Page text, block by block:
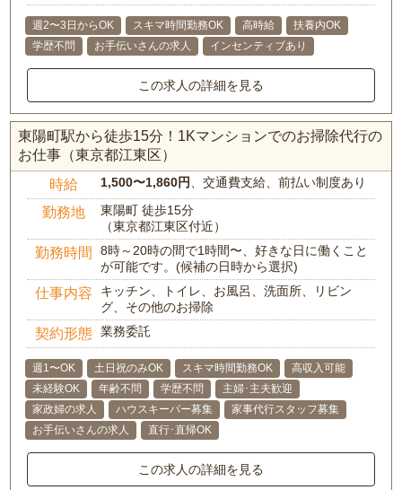
週2〜3日からOK スキマ時間勤務OK 高時給
扶養内OK
学歴不問
お手伝いさんの求人 インセンティブあり
この求人の詳細を見る
東陽町駅から徒歩15分！1Kマンションでのお掃除代行の
お仕事（東京都江東区）
時給 1,500〜1,860円 、交通費支給、前払い制度あり
勤務地
東陽町 徒歩15分
（東京都江東区付近）
勤務時間
8時～20時の間で1時間〜、好きな日に働くこと
が可能です。(候補の日時から選択)
仕事内容
キッチン、トイレ、お風呂、洗面所、リビン
グ、その他のお掃除
契約形態 業務委託
週1〜OK 土日祝のみOK スキマ時間勤務OK
高収入可能
未経験OK
年齢不問 学歴不問
主婦･主夫歓迎
家政婦の求人
ハウスキーパー募集
家事代行スタッフ募集
お手伝いさんの求人
直行･直帰OK
この求人の詳細を見る